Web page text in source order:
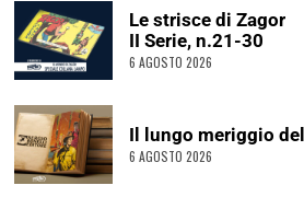
Le strisce di Zagor
II Serie, n.21-30
6 AGOSTO 2026
Il lungo meriggio
6 AGOSTO 2026